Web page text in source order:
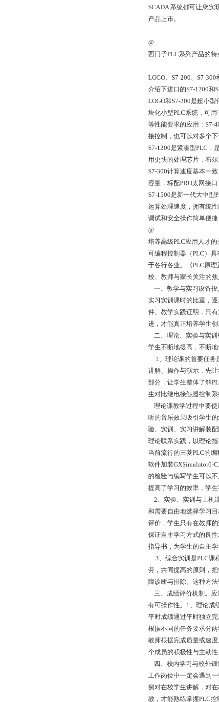
SCADA 系统都可让您
产品上市。
@
西门子PLC系列产品的特
LOGO、S7-200、S7-
介绍下进口的S7-1200和
LOGO和S7-200是超小
块化小型PLC系统，可
等性能要求的应用；S7-
接控制，也可以对多个
S7-1200是紧凑型PLC，
用更快的处理芯片，布
S7-300计算速度基本一
容量，标配PRO太网接
S7-1500是新一代大中型
运算处理速度，拥有统
调试和安全操作简单便
@
培养高级PLC应用人才
可编程控制器（PLC）
于各行各业。《PLC原
校、教师与家长关注的
一、教学与实习设备投
实习实训课时的比重，
件。教学实践证明，只
进，才能真正培养学生
二、理论、实验与实训
学生不断地提高，不断
1、理论课的首要任务
讲解、操作与演示，先
部分，让学生整体了解
生对比继电接触器控制
理论课教学过程中要使
听的音乐效果吸引学生
验、实训、实习讲解装
理论联系实践，以理论
当前流行的三菱PLC的
软件加装GXSimulator6-
的检验与编写学生可以
提高了学习的效率，学
2、实验、实训与上机
和需要自由地选择学习
评价，学生只有在教师
保证自主学习方式的良
指导书，为学生的自主
3、综合实训是PLC课
劳，共同提高的原则，
障诊断与排除。这种方
三、成绩评价机制。应
有可操作性。1、理论成
平时成绩通过平时独立
根据不同的任务要求分
教师根据完成质量或速
个成员的积极性与主动
四、校内学习与校外锻
工作岗位中一定会遇到
例对在校学生讲解，对
教，才能熟练掌握PLC